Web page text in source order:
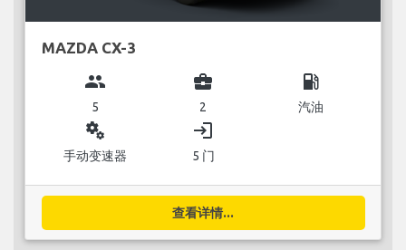
MAZDA CX-3
group
5
business_center
2
local_gas_station
汽油
miscellaneous_services
手动变速器
login
5 门
查看详情...